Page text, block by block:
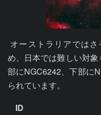
め、日本では難しい対
部にNGC6242、下部に
ID